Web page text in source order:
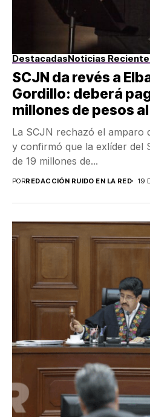
DestacadasNoticias
SCJN da revés a
Gordillo: deberá
millones de pesos al
La SCJN rechazó el amparo
y confirmó que la exlíder del
de 19 millones de...
PORREDACCIÓN RUIDO EN LA RED 19